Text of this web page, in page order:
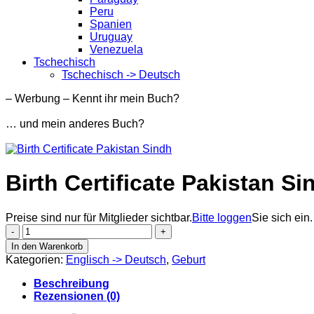
Peru
Spanien
Uruguay
Venezuela
Tschechisch
Tschechisch -> Deutsch
– Werbung – Kennt ihr mein Buch?
… und mein anderes Buch?
Birth Certificate Pakistan
Preise sind nur für Mitglieder sichtbar.Bitte loggenSie sich ein.
Birth
Certificate
Pakistan
Sindh
Menge
In den Warenkorb
Kategorien: Englisch -> Deutsch, Geburt
Beschreibung
Rezensionen (0)